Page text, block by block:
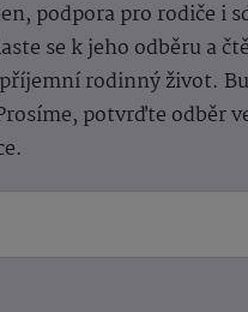
podpora pro rodiče i
se k jeho odběru a
rodinný život.
potvrďte odběr